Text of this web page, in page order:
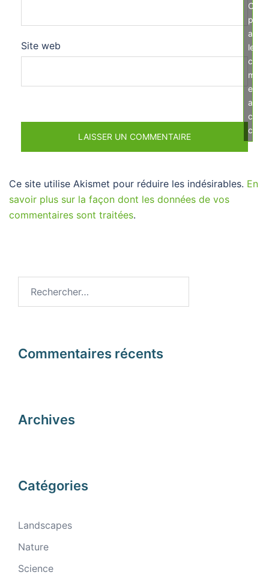
Site web
pour
les
et
ce
Ce site utilise Akismet pour réduire les indésirables. En
savoir plus sur la façon dont les données de vos
commentaires sont traitées.
Commentaires récents
Archives
Catégories
Landscapes
Nature
Science